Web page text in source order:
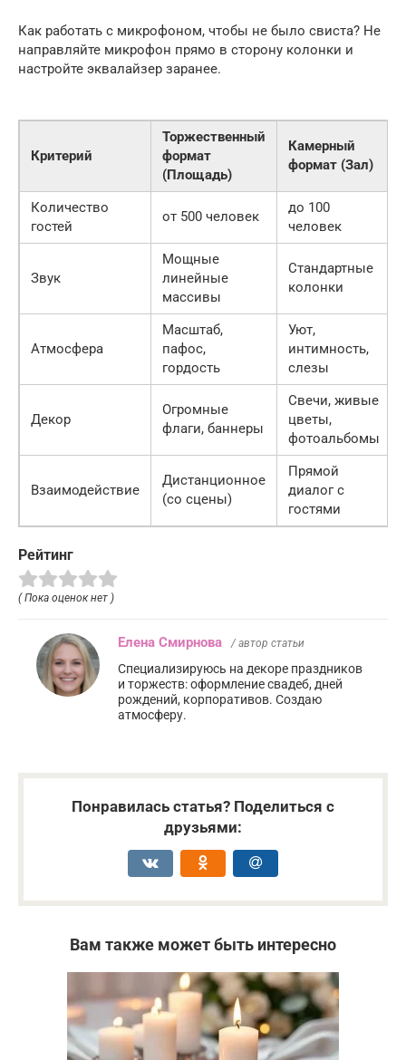
Как работать с микрофоном, чтобы не было свиста? Не
направляйте микрофон прямо в сторону колонки и
настройте эквалайзер заранее.
Критерий
Торжественный
формат
(Площадь)
Камерный
формат (Зал)
Количество
гостей
от 500 человек
до 100
человек
Звук
Мощные
линейные
массивы
Стандартные
колонки
Атмосфера
Масштаб,
пафос,
гордость
Уют,
интимность,
слезы
Декор
Огромные
флаги, баннеры
Свечи, живые
цветы,
фотоальбомы
Взаимодействие
Дистанционное
(со сцены)
Прямой
диалог с
гостями
Рейтинг
( Пока оценок нет )
Елена Смирнова / автор статьи
Специализируюсь на декоре праздников
и торжеств: оформление свадеб, дней
рождений, корпоративов. Создаю
атмосферу.
Понравилась статья? Поделиться с
друзьями:
Вам также может быть интересно